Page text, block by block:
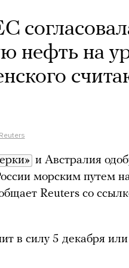
нефть на
Reuters
и Австралия
морским путем
Reuters со
в силу 5 декабря